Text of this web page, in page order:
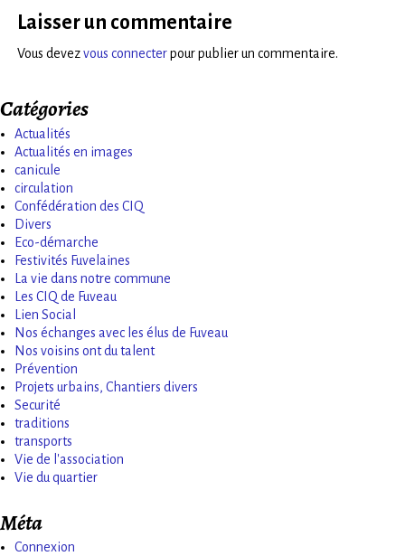
Laisser un commentaire
Vous devezvous connecterpour publier un commentaire.
Catégories
Actualités
Actualités en images
canicule
circulation
Confédération des CIQ
Divers
Eco-démarche
Festivités Fuvelaines
La vie dans notre commune
Les CIQ de Fuveau
Lien Social
Nos échanges avec les élus de Fuveau
Nos voisins ont du talent
Prévention
Projets urbains, Chantiers divers
Securité
traditions
transports
Vie de l'association
Vie du quartier
Méta
Connexion